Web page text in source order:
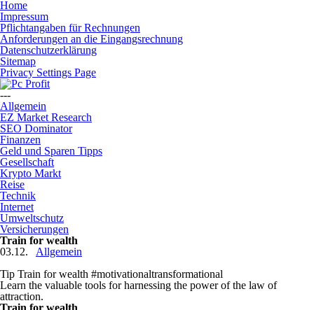
Home
Impressum
Pflichtangaben für Rechnungen
Anforderungen an die Eingangsrechnung
Datenschutzerklärung
Sitemap
Privacy Settings Page
---
Allgemein
EZ Market Research
SEO Dominator
Finanzen
Geld und Sparen Tipps
Gesellschaft
Krypto Markt
Reise
Technik
Internet
Umweltschutz
Versicherungen
Train for wealth
03.12.
Allgemein
Tip Train for wealth #motivationaltransformational
Learn the valuable tools for harnessing the power of the law of
attraction.
Train for wealth